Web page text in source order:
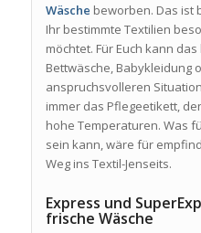
Wäsche beworben. Das ist
Ihr bestimmte Textilien
möchtet. Für Euch kann
Bettwäsche, Babykleidung
anspruchsvolleren
immer das Pflegeetikett,
hohe Temperaturen. Was
sein kann, wäre für
Weg ins Textil-Jenseits.
Express und
frische Wäsche